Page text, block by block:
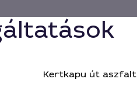
Kertkapu út aszfalt